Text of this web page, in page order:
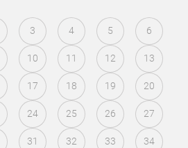
3 4 5 6
10 11 12 13
17 18 19 20
24 25 26 27
31 32 33 34